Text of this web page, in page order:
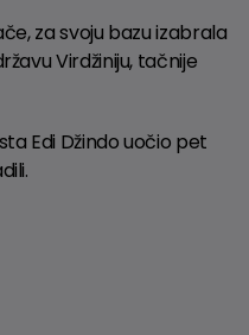
za svoju bazu izabrala
Virdžiniju, tačnije
Edi Džindo uočio pet